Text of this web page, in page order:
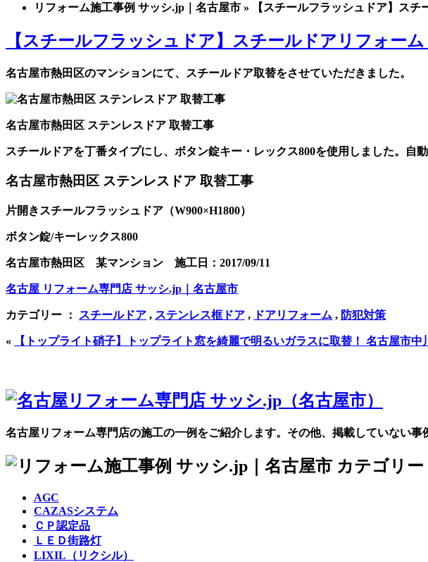
リフォーム施工事例 サッシ.jp｜名古屋市 » 【スチールフラッシュドア】ス
【スチールフラッシュドア】スチールドアリフォー
名古屋市熱田区のマンションにて、スチールドア取替をさせていただきました。
名古屋市熱田区 ステンレスドア 取替工事
スチールドアを丁番タイプにし、ボタン錠キー・レックス800を使用しました。自
名古屋市熱田区 ステンレスドア 取替工事
片開きスチールフラッシュドア（W900×H1800）
ボタン錠/キーレックス800
名古屋市熱田区 某マンション 施工日：2017/09/11
名古屋 リフォーム専門店 サッシ.jp｜名古屋市
カテゴリー ： スチールドア , ステンレス框ドア , ドアリフォーム , 防犯対策
« 【トップライト硝子】トップライト窓を綺麗で明るいガラスに取替！ 名古屋市中
名古屋リフォーム専門店の施工の一例をご紹介します。その他、掲載していない事
AGC
CAZASシステム
ＣＰ認定品
ＬＥＤ街路灯
LIXIL（リクシル）